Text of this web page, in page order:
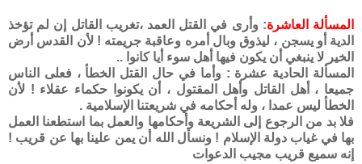
المسألة العاشرة: وأرى في القتل العمد ،تغريب القاتل إن لم تؤخذ
الدية أو يسجن ، ليذوق وبال أمره وعاقبة جريمته ! لأن القدس أرض
الخير لا ينبغي أن يكون فيها أهل سوء أيا كانوا ..
المسألة الحادية عشرة : وأما في حال القتل الخطأ ، فعلى الناس
جميعا ، أهل القاتل وأهل المقتول ، أن يكونوا حكماء عقلاء ! لأن
الخطأ ليس عمدا ، وله أحكامه في شريعتنا الإسلامية .
فلا بد من الرجوع إلى الشريعة وأحكامها والعمل بما استطعنا العمل
بها في غياب دولة الإسلام ! ونسأل الله أن يمن علينا بها عن قريب !
إنه سميع قريب مجيب الدعوات